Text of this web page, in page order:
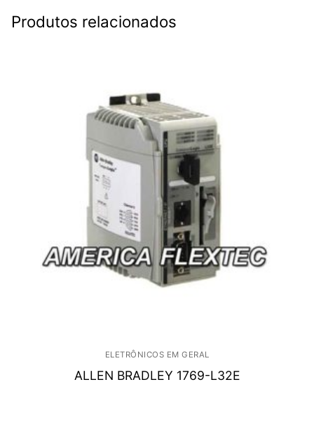
Produtos relacionados
ELETRÔNICOS EM GERAL
ALLEN BRADLEY 1769-L32E